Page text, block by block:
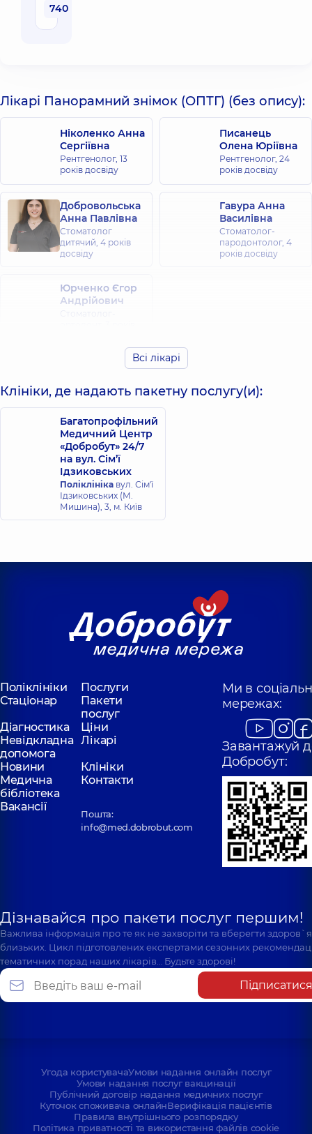
740 грн
Лікарі Панорамний знімок (ОПТГ) (без опису):
Ніколенко Анна
Сергіївна
Рентгенолог, 13
років досвіду
Писанець
Олена Юріївна
Рентгенолог, 24
років досвіду
Добровольська
Анна Павлівна
Стоматолог
дитячий, 4 років
досвіду
Гавура Анна
Василівна
Стоматолог-
пародонтолог, 4
років досвіду
Юрченко Єгор
Андрійович
Всі лікарі
Клініки, де надають пакетну послугу(и):
Багатопрофільний
Медичний Центр
«Добробут» 24/7
на вул. Сім’ї
Ідзиковських
Поліклініка вул. Сім'ї
Ідзиковських (М.
Мишина), 3, м. Київ
Поліклініки
Послуги
Стаціонар
Пакети
послуг
Діагностика
Ціни
Невідкладна
допомога
Лікарі
Новини
Клініки
Медична
бібліотека
Контакти
Вакансії
Пошта:
info@med.dobrobut.com
Ми в
мережах:
Завантажуй
Добробут:
Дізнавайся про пакети послуг першим!
Важлива інформація про те як не захворіти та вберегти
близьких. Цикл підготовлених експертами сезонних
тематичних порад наших лікарів… Будьте здорові!
Підписатися
Угода користувачаУмови надання онлайн послуг
Умови надання послуг вакцинації
Публічний договір надання медичних послуг
Куточок споживача онлайнВерифікація пацієнтів
Правила внутрішнього розпорядку
Політика приватності та використання файлів cookie